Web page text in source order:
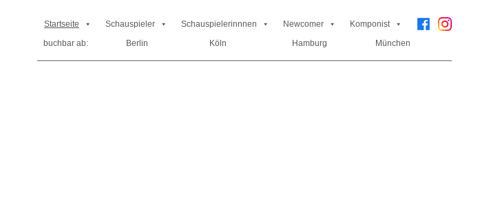
Startseite
buchbar ab:
Berlin Köln Hamburg München
Schauspieler Schauspielerinnnen Newcomer Komponist